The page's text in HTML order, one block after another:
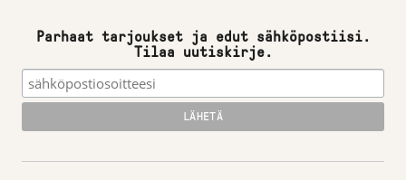
Parhaat tarjoukset ja edut sähköpostiisi.
Tilaa uutiskirje.